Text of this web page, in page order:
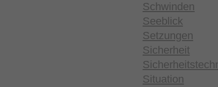
Schwinden
Seeblick
Setzungen
Sicherheit
Situation